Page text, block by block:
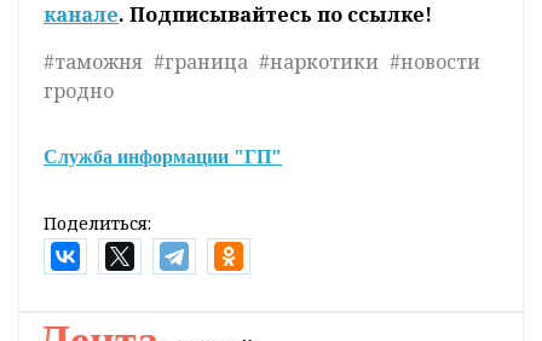
После демонтажа отдельных элементов
брикетов с веществом коричневого цвета
различной массы и размеров.